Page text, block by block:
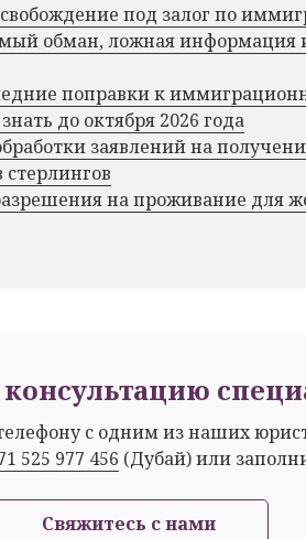
под залог по
обман, ложная
поправки к
до октября 2026 года
заявлений на
стерлингов
на проживание для
с одним из наших
525 977 456 (Дубай) или
Свяжитесь с нами